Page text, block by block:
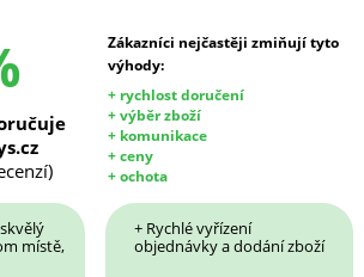
Zákazníci nejčastěji zmiňují tyto
výhody:
+ rychlost doručení
+ výběr zboží
+ komunikace
+ ceny
+ ochota
místě,
+ Rychlé vyřízení
objednávky a dodání zboží